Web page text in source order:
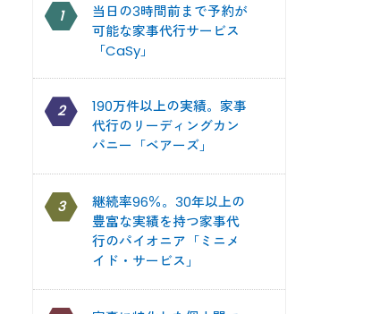
1
当日の3時間前まで予約が
可能な家事代行サービス
「CaSy」
2
190万件以上の実績。家事
代行のリーディングカン
パニー「ベアーズ」
3
継続率96％。30年以上の
豊富な実績を持つ家事代
行のパイオニア「ミニメ
イド・サービス」